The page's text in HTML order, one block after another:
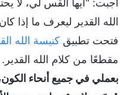
الله القدير ليعرف ما إذا
فتحت تطبيق كنيسة الله
مقطعًا من كلام الله القدير.
بعملي في جميع أنحاء